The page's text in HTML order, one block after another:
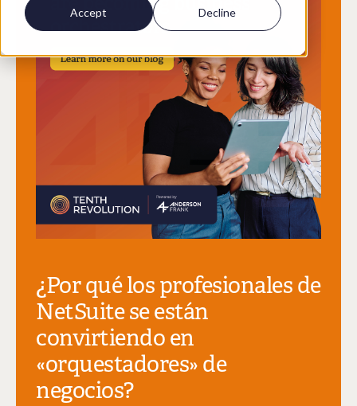
Accept Decline
¿Por qué los profesionales de
NetSuite se están
convirtiendo en
«orquestadores» de
negocios?